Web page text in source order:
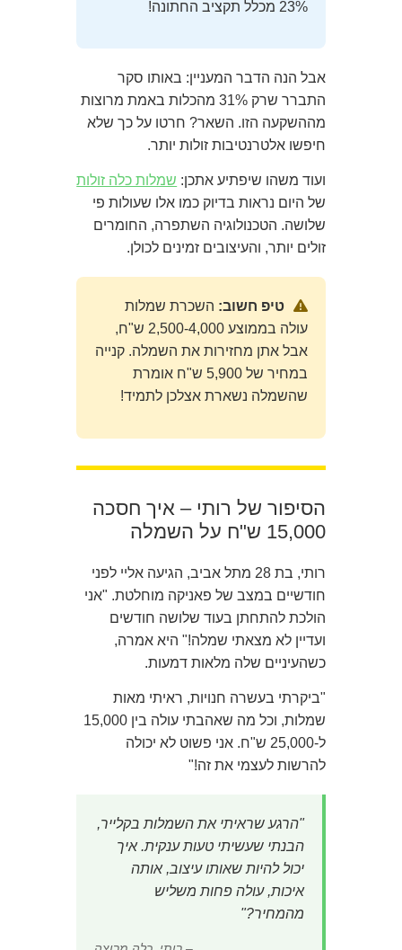
23% מכלל תקציב החתונה!
אבל הנה הדבר המעניין: באותו סקר
התברר שרק 31% מהכלות באמת מרוצות
מההשקעה הזו. השאר? חרטו על כך שלא
חיפשו אלטרנטיבות זולות יותר.
ועוד משהו שיפתיע אתכן: שמלות כלה זולות
של היום נראות בדיוק כמו אלו שעולות פי
שלושה. הטכנולוגיה השתפרה, החומרים
זולים יותר, והעיצובים זמינים לכולן.
טיפ חשוב: השכרת שמלות
עולה בממוצע 2,500-4,000 ש"ח,
אבל אתן מחזירות את השמלה. קנייה
במחיר של 5,900 ש"ח אומרת
שהשמלה נשארת אצלכן לתמיד!
הסיפור של רותי – איך חסכה
15,000 ש"ח על השמלה
רותי, בת 28 מתל אביב, הגיעה אליי לפני
חודשיים במצב של פאניקה מוחלטת. "אני
הולכת להתחתן בעוד שלושה חודשים
ועדיין לא מצאתי שמלה!" היא אמרה,
כשהעיניים שלה מלאות דמעות.
"ביקרתי בעשרה חנויות, ראיתי מאות
שמלות, וכל מה שאהבתי עולה בין 15,000
ל-25,000 ש"ח. אני פשוט לא יכולה
להרשות לעצמי את זה!"
"הרגע שראיתי את השמלות בקלייר,
הבנתי שעשיתי טעות ענקית. איך
יכול להיות שאותו עיצוב, אותה
איכות, עולה פחות משליש
מהמחיר?"